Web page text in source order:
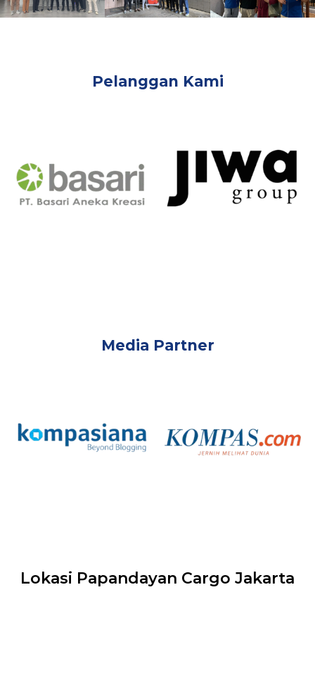
Pelanggan Kami
Media Partner
Lokasi Papandayan Cargo Jakarta